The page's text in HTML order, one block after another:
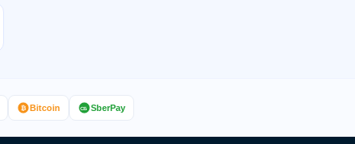
₿ Bitcoin СБ SberPay